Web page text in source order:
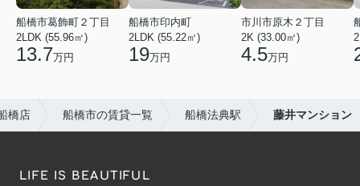
船橋市葛飾町２丁目
2LDK (55.96㎡)
13.7万円
船橋市印内町
2LDK (55.22㎡)
19万円
市川市原木２丁目
2K (33.00㎡)
4.5万円
橋店 船橋市の賃貸一覧 船橋法典駅 藤井マンション
LIFE IS BEAUTIFUL